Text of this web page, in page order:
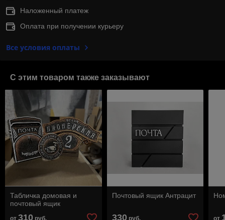
Наложенный платеж
Оплата при получении курьеру
Все условия оплаты
С этим товаром также заказывают
Табличка домовая и
почтовый ящик
310
Почтовый ящик Антрацит
330